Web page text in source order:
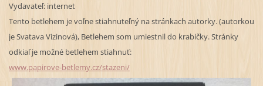
Vydavateľ: internet
Tento betlehem je voľne stiahnuteľný na stránkach autorky. (autorkou
je Svatava Vizinová), Betlehem som umiestnil do krabičky. Stránky
odkiaľ je možnébetlehem stiahnuť:
www.papirove-betlemy.cz/stazeni/